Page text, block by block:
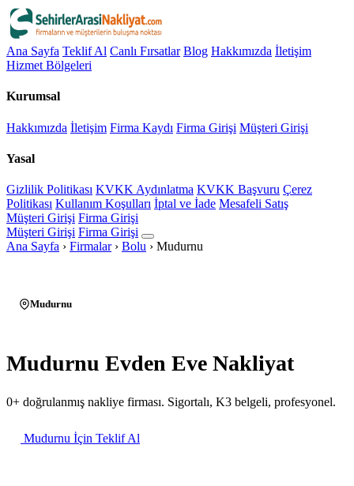
Ana Sayfa Teklif Al Canlı Fırsatlar Blog Hakkımızda İletişim
Hizmet Bölgeleri
Kurumsal
Hakkımızda İletişim Firma Kaydı Firma Girişi Müşteri Girişi
Yasal
Gizlilik Politikası KVKK Aydınlatma KVKK Başvuru Çerez
Politikası Kullanım Koşulları İptal ve İade Mesafeli Satış
Müşteri Girişi Firma Girişi
Müşteri Girişi Firma Girişi
Ana Sayfa › Firmalar › Bolu › Mudurnu
Mudurnu
Mudurnu Evden Eve Nakliyat
0+ doğrulanmış nakliye firması. Sigortalı, K3 belgeli, profesyonel.
Mudurnu İçin Teklif Al